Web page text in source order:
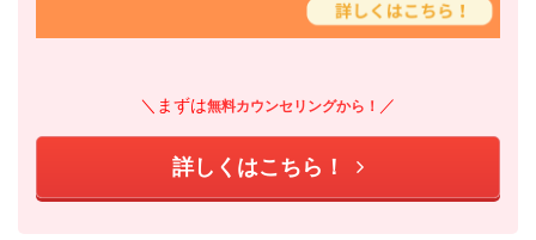
＼まずは無料カウンセリングから！ ／
詳しくはこちら！